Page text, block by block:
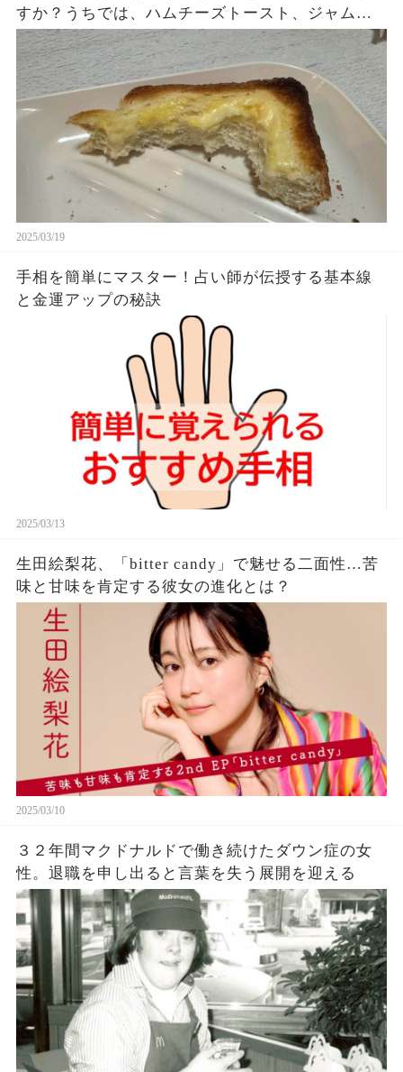
すか？うちでは、ハムチーズトースト、ジャムト
ースト、ピーナッツバタートーストをよく作りま
す。やっぱこんなんダメよね…
2025/03/19
手相を簡単にマスター！占い師が伝授する基本線
と金運アップの秘訣
2025/03/13
生田絵梨花、「bitter candy」で魅せる二面性…苦
味と甘味を肯定する彼女の進化とは？
2025/03/10
３２年間マクドナルドで働き続けたダウン症の女
性。退職を申し出ると言葉を失う展開を迎える